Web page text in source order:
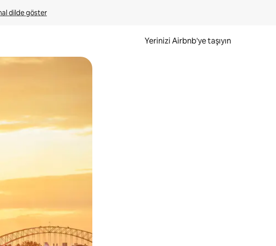
dilde göster
Yerinizi Airbnb'ye taşıyın
keşfedin.